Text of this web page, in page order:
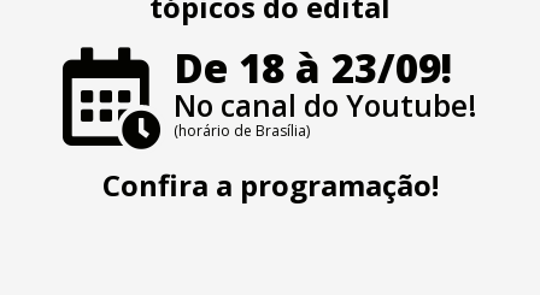
De 18 à 23/09!
No canal do Youtube!
(horário de Brasília)
Confira a programação!